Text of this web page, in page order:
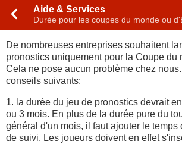
Aide & Services
Durée pour les coupes du monde ou
De nombreuses entreprises souhaitent
pronostics uniquement pour la Coupe du
Cela ne pose aucun problème chez
conseils suivants:
1. la durée du jeu de pronostics devrait
ou 3 mois. En plus de la durée pure du
général d'un mois, il faut ajouter le temps
de suivi. Les joueurs doivent en effet